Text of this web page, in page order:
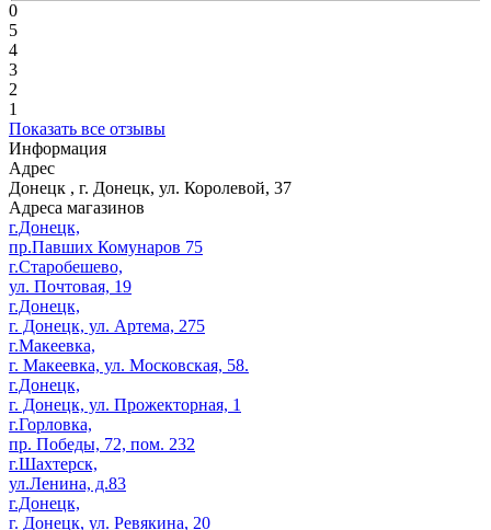
0
5
4
3
2
1
Показать все отзывы
Информация
Адрес
Донецк , г. Донецк, ул. Королевой, 37
Адреса магазинов
г.Донецк,
пр.Павших Комунаров 75
г.Старобешево,
ул. Почтовая, 19
г.Донецк,
г. Донецк, ул. Артема, 275
г.Макеевка,
г. Макеевка, ул. Московская, 58.
г.Донецк,
г. Донецк, ул. Прожекторная, 1
г.Горловка,
пр. Победы, 72, пом. 232
г.Шахтерск,
ул.Ленина, д.83
г.Донецк,
г. Донецк, ул. Ревякина, 20